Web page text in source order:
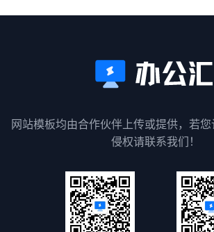
网站模板均由合作伙伴上传或提供，若
侵权请联系我们！